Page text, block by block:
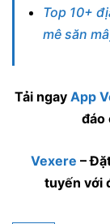
Top 10+
mê săn
Tải ngay App
đáo
Vexere –
tuyến với